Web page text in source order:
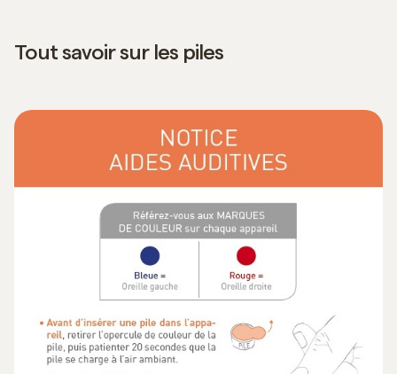
Tout savoir sur les piles